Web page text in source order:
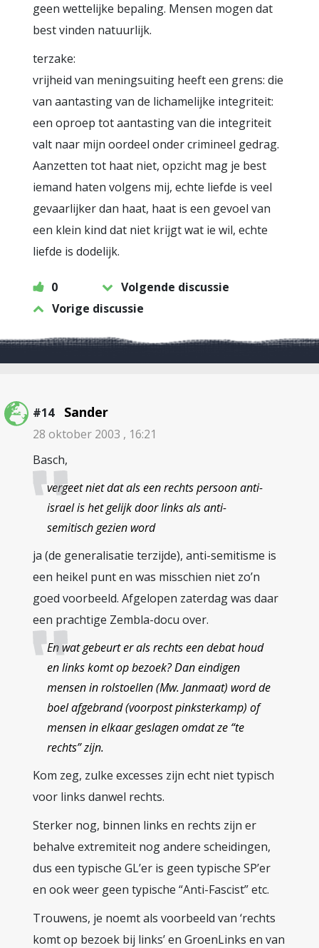
geen wettelijke bepaling. Mensen mogen dat
best vinden natuurlijk.
terzake:
vrijheid van meningsuiting heeft een grens: die
van aantasting van de lichamelijke integriteit:
een oproep tot aantasting van die integriteit
valt naar mijn oordeel onder crimineel gedrag.
Aanzetten tot haat niet, opzicht mag je best
iemand haten volgens mij, echte liefde is veel
gevaarlijker dan haat, haat is een gevoel van
een klein kind dat niet krijgt wat ie wil, echte
liefde is dodelijk.
0
Volgende discussie
Vorige discussie
#14 Sander
28 oktober 2003 , 16:21
Basch,
vergeet niet dat als een rechts persoon anti-
israel is het gelijk door links als anti-
semitisch gezien word
ja (de generalisatie terzijde), anti-semitisme is
een heikel punt en was misschien niet zo’n
goed voorbeeld. Afgelopen zaterdag was daar
een prachtige Zembla-docu over.
En wat gebeurt er als rechts een debat houd
en links komt op bezoek? Dan eindigen
mensen in rolstoellen (Mw. Janmaat) word de
boel afgebrand (voorpost pinksterkamp) of
mensen in elkaar geslagen omdat ze “te
rechts” zijn.
Kom zeg, zulke excesses zijn echt niet typisch
voor links danwel rechts.
Sterker nog, binnen links en rechts zijn er
behalve extremiteit nog andere scheidingen,
dus een typische GL’er is geen typische SP’er
en ook weer geen typische “Anti-Fascist” etc.
Trouwens, je noemt als voorbeeld van ‘rechts
komt op bezoek bij links’ en GroenLinks en van